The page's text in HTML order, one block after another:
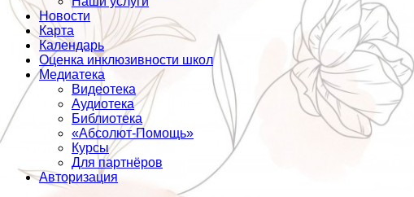
Новости
Карта
Календарь
Оценка инклюзивности школ
Медиатека
Видеотека
Аудиотека
Библиотека
«Абсолют-Помощь»
Курсы
Для партнёров
Авторизация